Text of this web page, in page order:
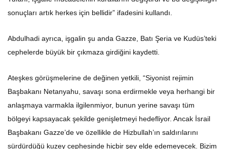
sonuçları artık herkes için bellidir” ifadesini kullandı.
Abdulhadi ayrıca, işgalin şu anda Gazze, Batı Şeria ve Kudüs’teki
cephelerde büyük bir çıkmaza girdiğini kaydetti.
Ateşkes görüşmelerine de değinen yetkili, “Siyonist rejimin
Başbakanı Netanyahu, savaşı sona erdirmekle veya herhangi bir
anlaşmaya varmakla ilgilenmiyor, bunun yerine savaşı tüm
bölgeyi kapsayacak şekilde genişletmeyi hedefliyor. Ancak İsrail
Başbakanı Gazze’de ve özellikle de Hizbullah’ın saldırılarını
sürdürdüğü kuzey cephesinde hiçbir şey elde edemeyecek. Bizim